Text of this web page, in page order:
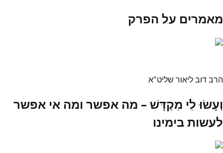
מאמרים על הפרק
הרב דוב ליאור שליט"א
וְעָשׂוּ לִי מִקְדָּשׁ – מה אפשר ומה אי אפשר
לעשות בימינו